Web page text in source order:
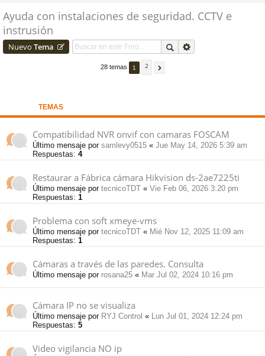
es o
Ayuda con instalaciones de seguridad. CCTV e
instrusión
Nuevo Tema
28 temas 1 2
TEMAS
Compatibilidad NVR onvif con camaras FOSCAM
Último mensaje por samlevy0515 « Jue May 14, 2026 5:39 am
Respuestas: 4
Restaurar a Fábrica cámara Hikvision ds-2ae7225ti
Último mensaje por tecnicoTDT « Vie Feb 06, 2026 3:20 pm
Respuestas: 1
Problema con soft xmeye-vms
Último mensaje por tecnicoTDT « Mié Nov 12, 2025 11:09 am
Respuestas: 1
Cámaras a través de las paredes. Consulta
Último mensaje por rosana25 « Mar Jul 02, 2024 10:16 pm
Cámara IP no se visualiza
Último mensaje por RYJ Control « Lun Jul 01, 2024 12:24 pm
Respuestas: 5
Video vigilancia NO ip